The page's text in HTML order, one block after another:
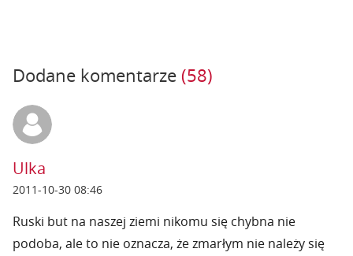
Dodane komentarze (58)
Ulka
2011-10-30 08:46
Ruski but na naszej ziemi nikomu się chybna nie
podoba, ale to nie oznacza, że zmarłym nie należy się